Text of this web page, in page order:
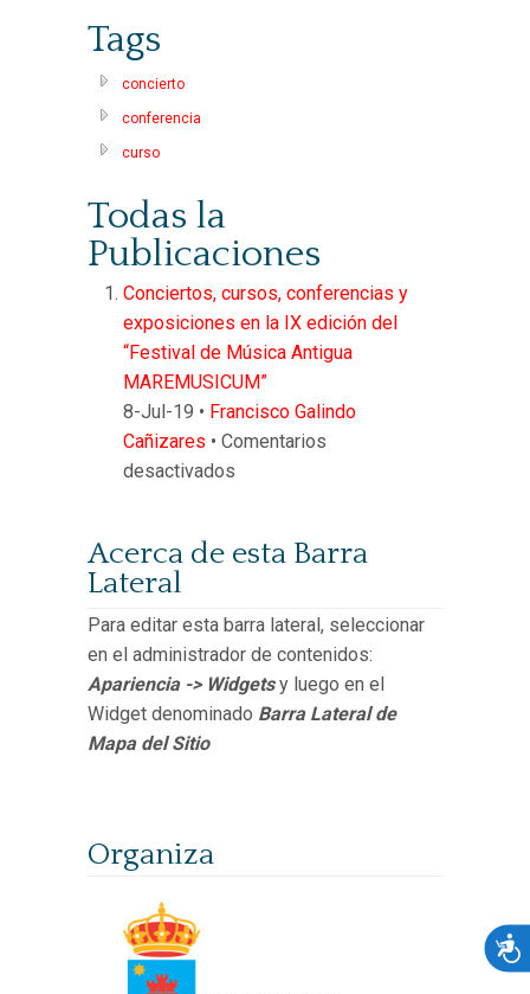
Tags
concierto
conferencia
curso
Todas la
Publicaciones
Conciertos, cursos, conferencias y
exposiciones en la IX edición del
“Festival de Música Antigua
MAREMUSICUM”
8-Jul-19 • Francisco Galindo
Cañizares • Comentarios
desactivados
conferencias
exposiciones
en
la
IX
Acerca de esta Barra
Lateral
Para editar esta barra lateral, seleccionar
en el administrador de contenidos:
Apariencia -> Widgetsy luego en el
Widget denominado Barra Lateral de
Mapa del Sitio
Organiza